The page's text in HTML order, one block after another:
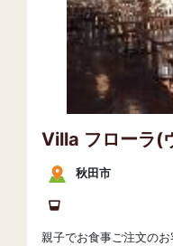
Villa フローラ(
秋田市
親子でお食事ご注文の